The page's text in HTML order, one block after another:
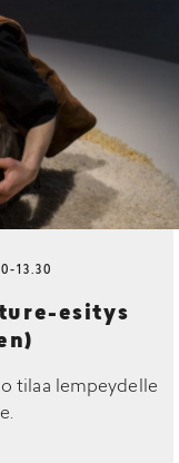
13.30
esitys
tilaa lempeydelle